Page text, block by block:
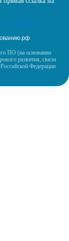
ПО (на основании
развития, связи
Федерации